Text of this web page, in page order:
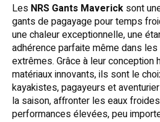
Les NRS Gants Maverick sont
gants de pagayage pour temps
une chaleur exceptionnelle, une
adhérence parfaite même dans
extrêmes. Grâce à leur conception
matériaux innovants, ils sont le
kayakistes, pagayeurs et
la saison, affronter les eaux
performances élevées, peu